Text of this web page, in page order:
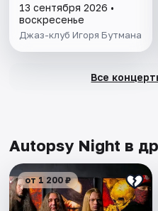
13 сентября 2026 •
воскресенье
Джаз-клуб Игоря Бутмана
Все
Autopsy Night в
от 1 200 ₽